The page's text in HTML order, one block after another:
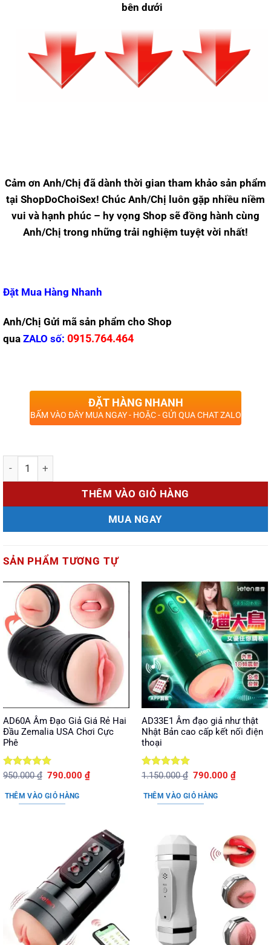
bên dưới
Cảm ơn Anh/Chị đã dành thời gian tham khảo sản phẩm
tại ShopDoChoiSex! Chúc Anh/Chị luôn gặp nhiều niềm
vui và hạnh phúc – hy vọng Shop sẽ đồng hành cùng
Anh/Chị trong những trải nghiệm tuyệt vời nhất!
Đặt Mua Hàng Nhanh
Anh/Chị Gửi mã sản phẩm cho Shop
qua ZALO số: 0915.764.464
ĐẶT HÀNG NHANH
BẤM VÀO ĐÂY MUA NGAY - HOẶC - GỬI QUA CHAT ZALO
Số lượng
THÊM VÀO GIỎ HÀNG
MUA NGAY
SẢN PHẨM TƯƠNG TỰ
AD60A Âm Đạo Giả Giá Rẻ Hai
Đầu Zemalia USA Chơi Cực
Phê
Được xếp
sao
950.000₫ Giá
là:
950.000 ₫.
790.000₫Giá
THÊM VÀO GIỎ HÀNG
AD33E1 Âm đạo giả như thật
Nhật Bản cao cấp kết nối điện
thoại
Được xếp
sao
1.150.000₫ Giá
là:
1.150.000 ₫.
790.000₫Giá
THÊM VÀO GIỎ HÀNG